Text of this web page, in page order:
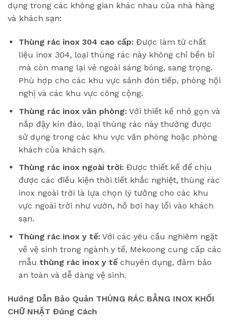
dụng trong các không gian khác nhau của nhà hàng
và khách sạn:
Thùng rác inox 304 cao cấp:Được làm từ chất
liệu inox 304, loại thùng rác này không chỉ bền bỉ
mà còn mang lại vẻ ngoài sáng bóng, sang trọng.
Phù hợp cho các khu vực sảnh đón tiếp, phòng hội
nghị và các khu vực công cộng.
Thùng rác inox văn phòng:Với thiết kế nhỏ gọn và
nắp đậy kín đáo, loại thùng rác này thường được
sử dụng trong các khu vực văn phòng hoặc phòng
khách của khách sạn.
Thùng rác inox ngoài trời:Được thiết kế để chịu
được các điều kiện thời tiết khắc nghiệt, thùng rác
inox ngoài trời là lựa chọn lý tưởng cho các khu
vực ngoài trời như vườn, hồ bơi hay lối vào khách
sạn.
Thùng rác inox y tế:Với các yêu cầu nghiêm ngặt
về vệ sinh trong ngành y tế, Mekoong cung cấp các
mẫu thùng rác inox y tếchuyên dụng, đảm bảo
an toàn và dễ dàng vệ sinh.
Hướng Dẫn Bảo Quản THÙNG RÁC BẰNG INOX KHỐI
CHỮ NHẬT Đúng Cách